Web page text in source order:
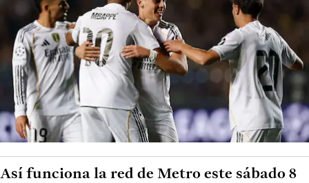
Así funciona la red de Metro este sábado 8